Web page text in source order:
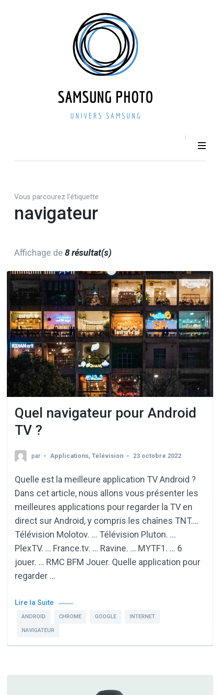
Vous parcourez l’étiquette
navigateur
Affichage de 8 résultat(s)
Quel navigateur pour Android
TV ?
par Applications, Télévision 23 octobre 2022
Quelle est la meilleure application TV Android ?
Dans cet article, nous allons vous présenter les
meilleures applications pour regarder la TV en
direct sur Android, y compris les chaînes TNT….
Télévision Molotov. … Télévision Pluton. …
PlexTV. … France.tv. … Ravine. … MYTF1. … 6
jouer. … RMC BFM Jouer. Quelle application pour
regarder …
Lire la Suite
ANDROID CHROME GOOGLE INTERNET
NAVIGATEUR